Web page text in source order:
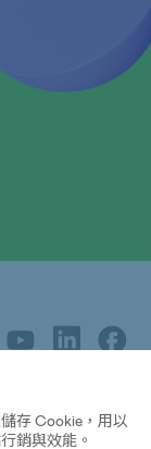
存 Cookie，用以
銷與效能。